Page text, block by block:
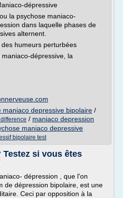
dépressive
la psychose maniaco-
dans laquelle phases de
alternent.
humeurs perturbées
dépressive, la
maniaco depressive bipolaire /
/ maniaco depression
maniaco depressive
bipolaire test
si vous êtes
dépression , que l'on
de dépression bipolaire, est une
Ceci par opposition à la